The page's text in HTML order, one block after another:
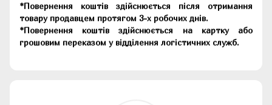
*Повернення коштів здійснюється після отримання
товару продавцем протягом 3-х робочих днів.
*Повернення коштів здійснюється на картку або
грошовим переказом у відділення логістичних служб.